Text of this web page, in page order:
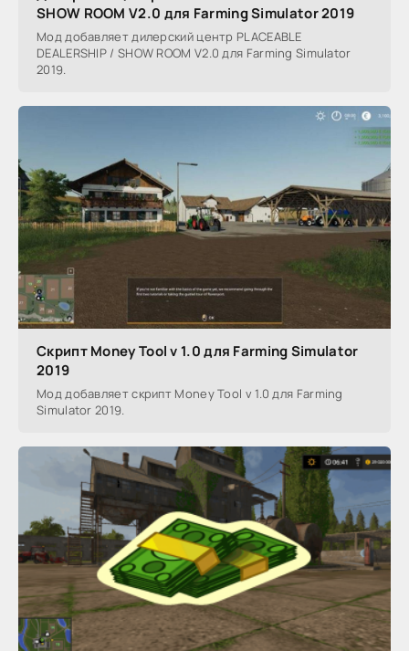
SHOW ROOM V2.0 для Farming Simulator 2019
Мод добавляет дилерский центр PLACEABLE
DEALERSHIP / SHOW ROOM V2.0 для Farming Simulator
2019.
Скрипт Money Tool v 1.0 для Farming Simulator
2019
Мод добавляет скрипт Money Tool v 1.0 для Farming
Simulator 2019.